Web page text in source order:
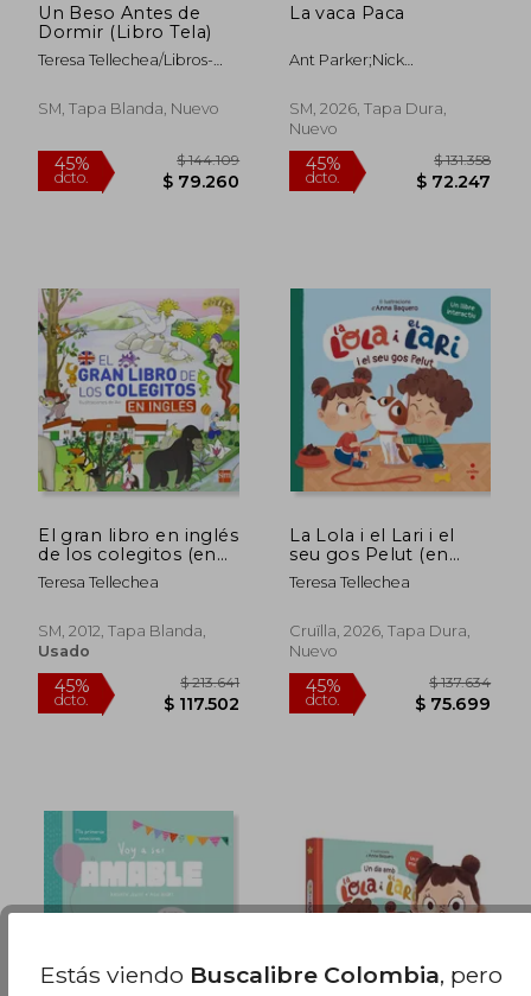
Un Beso Antes de
Dormir (Libro Tela)
Teresa Tellechea/Libros-
Tellechea/20083344Teresa
Tellechea
SM, Tapa Blanda, Nuevo
45%
dcto.
$ 144.109
$ 79.260
La vaca Paca
Ant Parker;Nick
Tellechea
SM, 2026, Tapa Dura,
Nuevo
45%
dcto. $
El gran libro en inglés
de los colegitos (en
Inglés)
Teresa Tellechea
SM, 2012, Tapa Blanda,
Usado
La Lola i el Lari i el
seu gos Pelut (en
Catalán)
Teresa Tellechea
Cruïlla, 2026, Tapa Dura,
Nuevo
Estás viendo Buscalibre Colombia, pero